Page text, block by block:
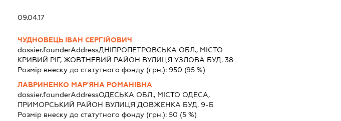
09.04.17
ЧУДНОВЕЦЬ ІВАН СЕРГІЙОВИЧ
dossier.founderAddressДНІПРОПЕТРОВСЬКА ОБЛ., МІСТО
КРИВИЙ РІГ, ЖОВТНЕВИЙ РАЙОН ВУЛИЦЯ УЗЛОВА БУД. 38
Розмір внеску до статутного фонду (грн.): 950 (95 %)
ЛАВРИНЕНКО МАР'ЯНА РОМАНІВНА
dossier.founderAddressОДЕСЬКА ОБЛ., МІСТО ОДЕСА,
ПРИМОРСЬКИЙ РАЙОН ВУЛИЦЯ ДОВЖЕНКА БУД. 9-Б
Розмір внеску до статутного фонду (грн.): 50 (5 %)